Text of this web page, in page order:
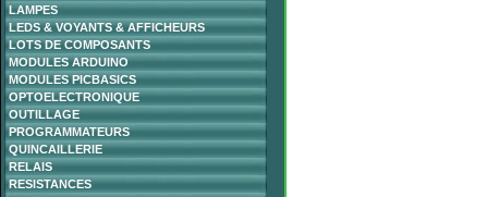
LAMPES
LEDS & VOYANTS & AFFICHEURS
LOTS DE COMPOSANTS
MODULES ARDUINO
MODULES PICBASICS
OPTOELECTRONIQUE
OUTILLAGE
PROGRAMMATEURS
QUINCAILLERIE
RELAIS
RESISTANCES